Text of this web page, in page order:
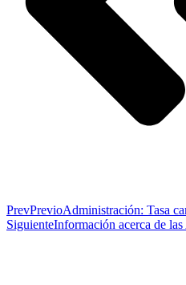
PrevPrevioAdministración: Tasa
SiguienteInformación acerca de